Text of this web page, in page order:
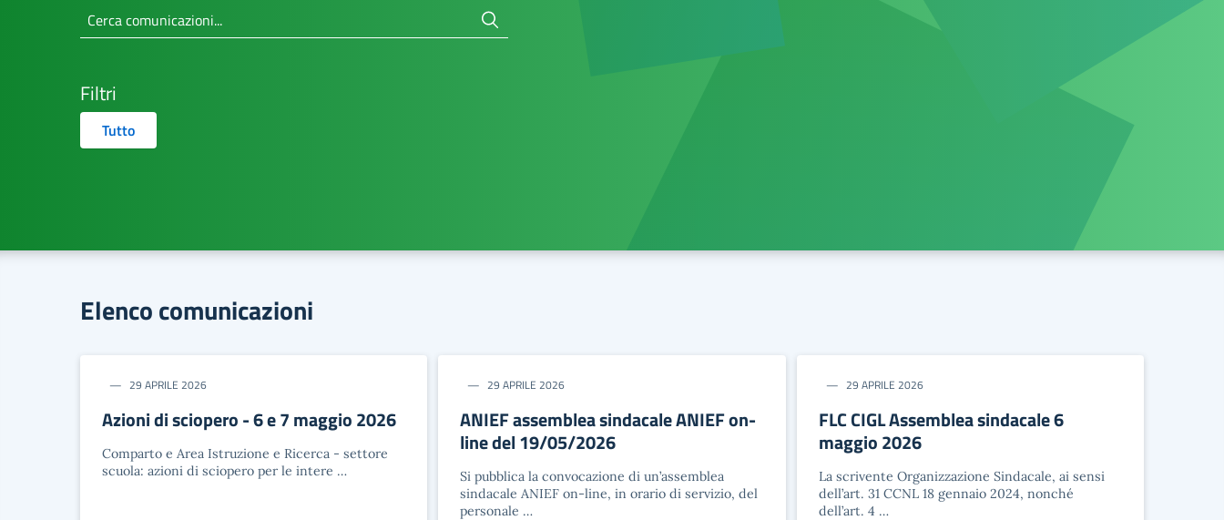
Cerca comunicazioni...
Filtri
Tutto
Elenco comunicazioni
29 APRILE 2026
Azioni di sciopero - 6 e 7 maggio 2026
Comparto e Area Istruzione e Ricerca - settore
scuola: azioni di sciopero per le intere …
29 APRILE 2026
ANIEF assemblea sindacale ANIEF on-
line del 19/05/2026
Si pubblica la convocazione di un’assemblea
sindacale ANIEF on-line, in orario di servizio, del
personale …
29 APRILE 2026
FLC CIGL Assemblea sindacale 6
maggio 2026
La scrivente Organizzazione Sindacale, ai sensi
dell’art. 31 CCNL 18 gennaio 2024, nonché
dell’art. 4 …